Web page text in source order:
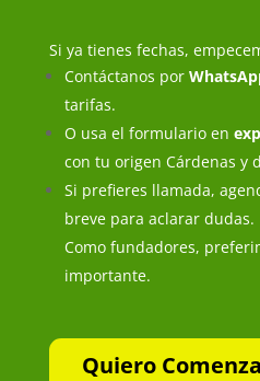
Si ya tienes fechas,
Contáctanos por
tarifas.
O usa el formulario en
con tu origen Cárdenas y
Si prefieres llamada,
breve para aclarar dudas.
Como fundadores,
importante.
Quiero